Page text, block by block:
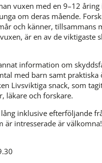
vuxen med en 9–12
om deras mående.
och känner, tillsammans
är en av de viktigaste
information om
med barn samt praktiska
Livsviktiga snack, som
läkare och forskare.
inklusive efterföljande
är intresserade är välkomna!